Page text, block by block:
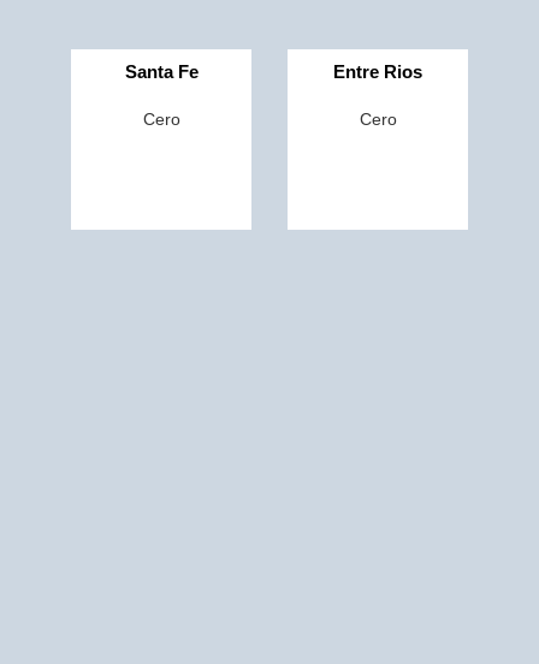
Santa Fe
Cero
Entre Rios
Cero